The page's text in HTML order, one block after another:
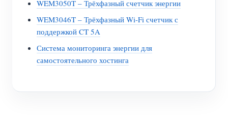
WEM3050T – Трёхфазный счетчик энергии
WEM3046T – Трёхфазный Wi-Fi счетчик с
поддержкой CT 5A
Система мониторинга энергии для
самостоятельного хостинга